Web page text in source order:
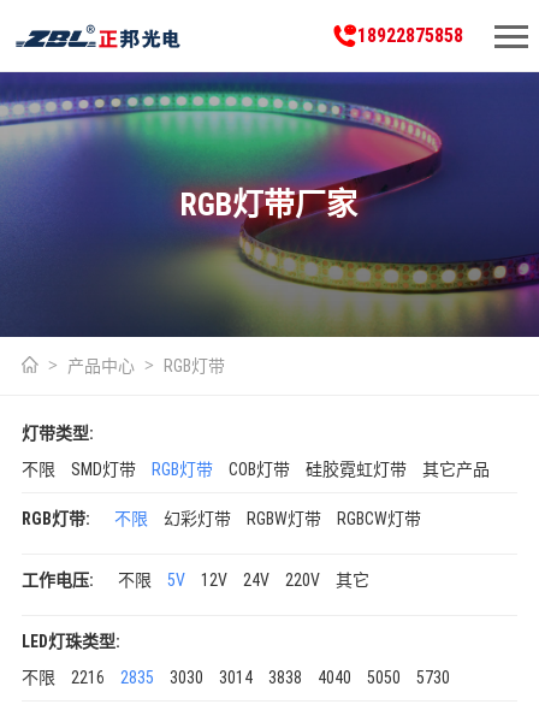
18922875858
RGB灯带厂家
产品中心 RGB灯带
灯带类型:
不限
SMD灯带 RGB灯带 COB灯带 硅胶霓虹灯带 其它产品
RGB灯带: 不限 幻彩灯带 RGBW灯带 RGBCW灯带
工作电压: 不限 5V 12V 24V 220V 其它
LED灯珠类型:
不限
2216 2835 3030 3014 3838 4040 5050 5730